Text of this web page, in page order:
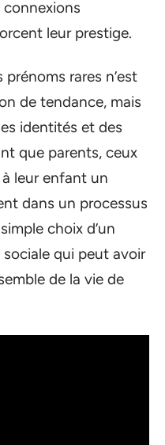
leur prestige.
rares n’est
de tendance, mais
identités et des
que parents, ceux
leur enfant un
dans un processus
choix d’un
qui peut avoir
de la vie de